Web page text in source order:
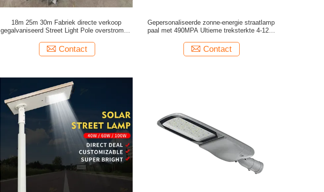
18m 25m 30m Fabriek directe verkoop
gegalvaniseerd Street Light Pole overstroming
paal
Contact
Gepersonaliseerde zonne-energie straatlamp
paal met 490MPA Ultieme treksterkte 4-12m
Contact